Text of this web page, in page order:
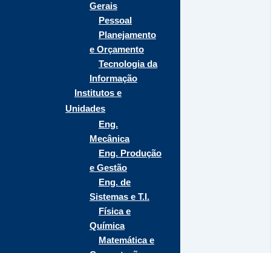
Gerais
Pessoal
Planejamento
e Orçamento
Tecnologia da
Informação
Institutos e
Unidades
Eng.
Mecânica
Eng. Produção
e Gestão
Eng. de
Sistemas e T.I.
Física e
Química
Matemática e